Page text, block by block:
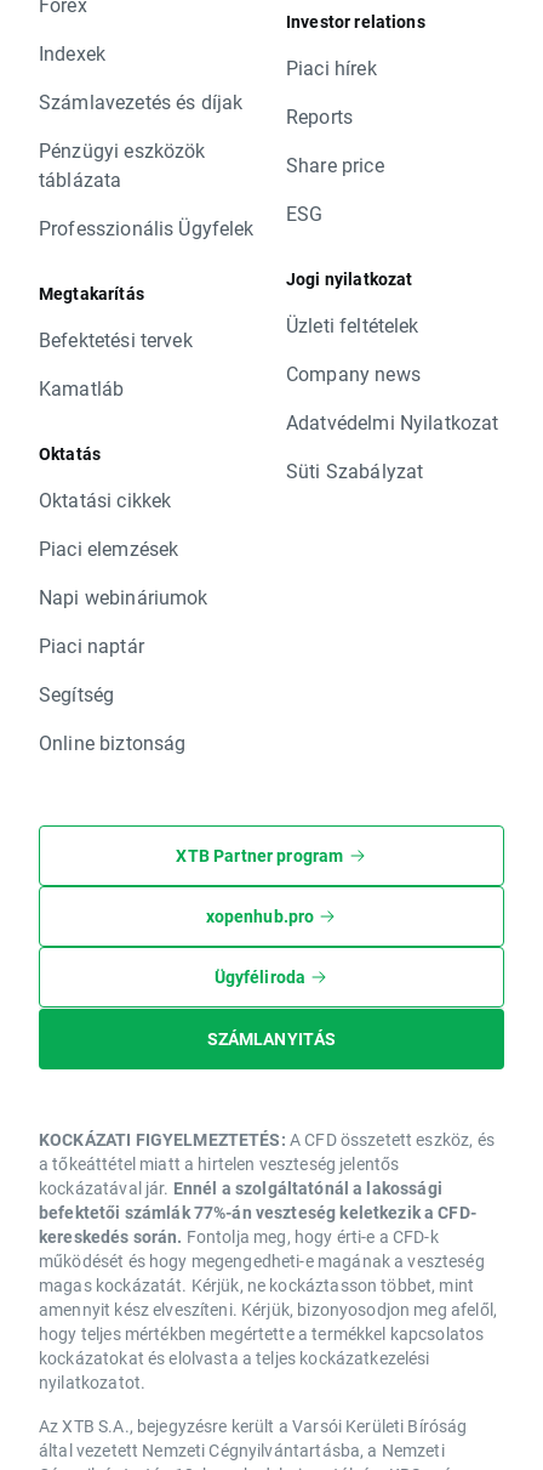
Indexek
Számlavezetés és díjak
Pénzügyi eszközök
táblázata
Professzionális Ügyfelek
Megtakarítás
Befektetési tervek
Kamatláb
Oktatás
Oktatási cikkek
Piaci elemzések
Napi webináriumok
Piaci naptár
Segítség
Online biztonság
Investor relations
Piaci hírek
Reports
Share price
ESG
Jogi nyilatkozat
Üzleti feltételek
Company news
Adatvédelmi Nyilatkozat
Süti Szabályzat
XTB Partner program
xopenhub.pro
Ügyféliroda
SZÁMLANYITÁS
KOCKÁZATI FIGYELMEZTETÉS: A CFD összetett eszköz, és
a tőkeáttétel miatt a hirtelen veszteség jelentős
kockázatával jár. Ennél a szolgáltatónál a lakossági
befektetői számlák 77%-án veszteség keletkezik a CFD-
kereskedés során. Fontolja meg, hogy érti-e a CFD-k
működését és hogy megengedheti-e magának a veszteség
magas kockázatát. Kérjük, ne kockáztasson többet, mint
amennyit kész elveszíteni. Kérjük, bizonyosodjon meg afelől,
hogy teljes mértékben megértette a termékkel kapcsolatos
kockázatokat és elolvasta a teljes kockázatkezelési
nyilatkozatot.
Az XTB S.A., bejegyzésre került a Varsói Kerületi Bíróság
által vezetett Nemzeti Cégnyilvántartásba, a Nemzeti